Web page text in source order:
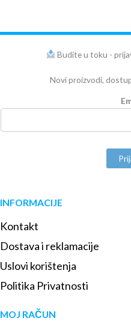
Budite u toku -
Novi proizvodi,
INFORMACIJE
Kontakt
Dostava i reklamacije
Uslovi korištenja
Politika Privatnosti
MOJ RAČUN